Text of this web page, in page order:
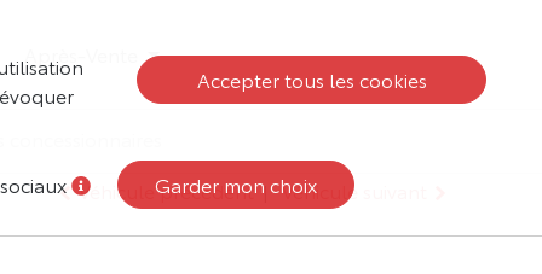
Accepter tous les cookies
Garder mon choix
Véhicule précédent|Véhicule suivant